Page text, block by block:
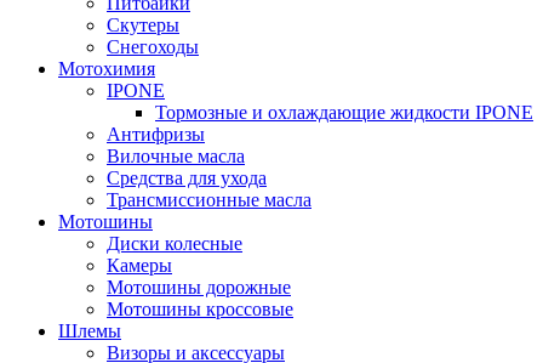
Скутеры
Снегоходы
Мотохимия
IPONE
Тормозные и охлаждающие жидкости IPONE
Антифризы
Вилочные масла
Средства для ухода
Трансмиссионные масла
Мотошины
Диски колесные
Камеры
Мотошины дорожные
Мотошины кроссовые
Шлемы
Визоры и аксессуары